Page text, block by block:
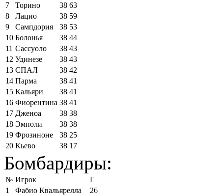
7
Торино 38 63
8
Лацио 38 59
9
Сампдория 38 53
10 Болонья 38 44
11 Сассуоло 38 43
12 Удинезе 38 43
13 СПАЛ 38 42
14 Парма 38 41
15 Кальяри 38 41
16 Фиорентина 38 41
17 Дженоа 38 38
18 Эмполи 38 38
19 Фрозиноне 38 25
20 Кьево 38 17
Бомбардиры:
№ Игрок
Г
1
Фабио Квальярелла
26